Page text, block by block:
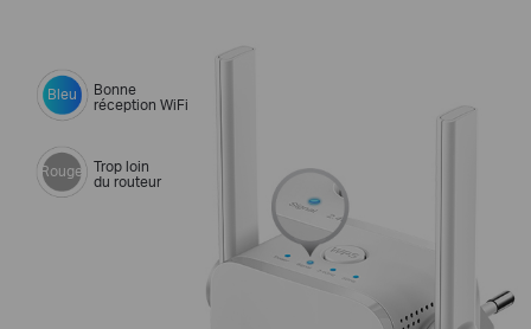
Bleu
Bonne
réception WiFi
Rouge
Trop loin
du routeur